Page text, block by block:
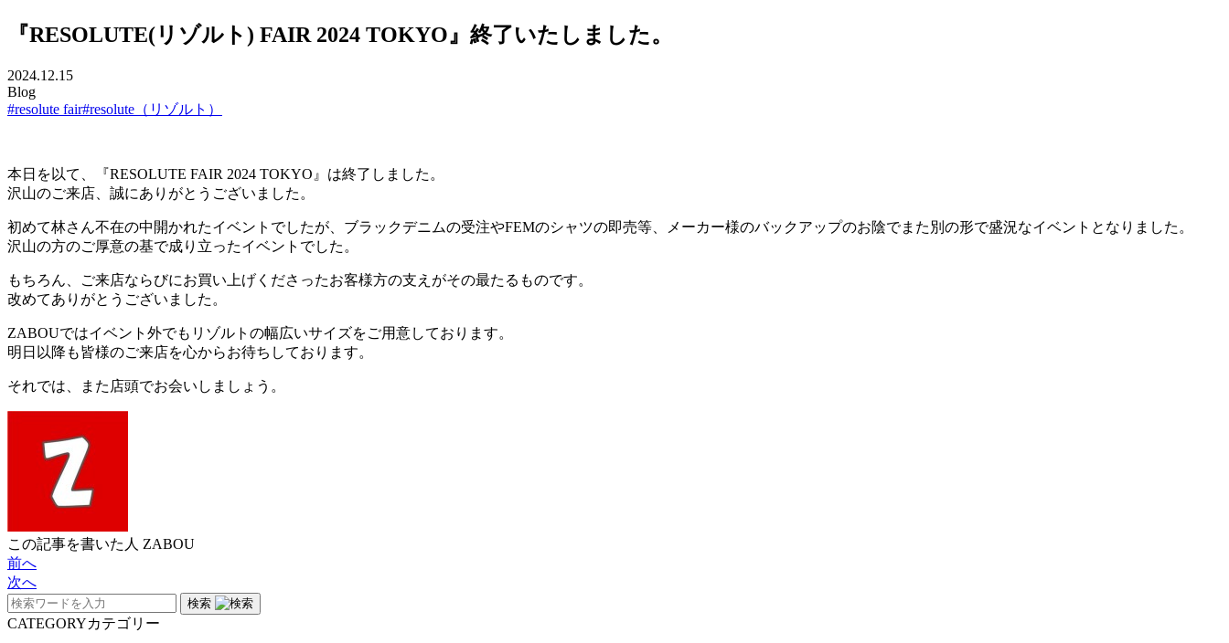
『RESOLUTE(リゾルト) FAIR 2024 TOKYO』終了いたしました。
2024.12.15
Blog
#resolute fair#resolute（リゾルト）
本日を以て、『RESOLUTE FAIR 2024 TOKYO』は終了しました。
沢山のご来店、誠にありがとうございました。
初めて林さん不在の中開かれたイベントでしたが、ブラックデニムの受注やFEMのシャツの即売等、メーカー様のバックアップのお陰でまた別の形で盛況なイベントとなりました。
沢山の方のご厚意の基で成り立ったイベントでした。
もちろん、ご来店ならびにお買い上げくださったお客様方の支えがその最たるものです。
改めてありがとうございました。
ZABOUではイベント外でもリゾルトの幅広いサイズをご用意しております。
明日以降も皆様のご来店を心からお待ちしております。
それでは、また店頭でお会いしましょう。
この記事を書いた人 ZABOU
前へ
次へ
検索
CATEGORYカテゴリー